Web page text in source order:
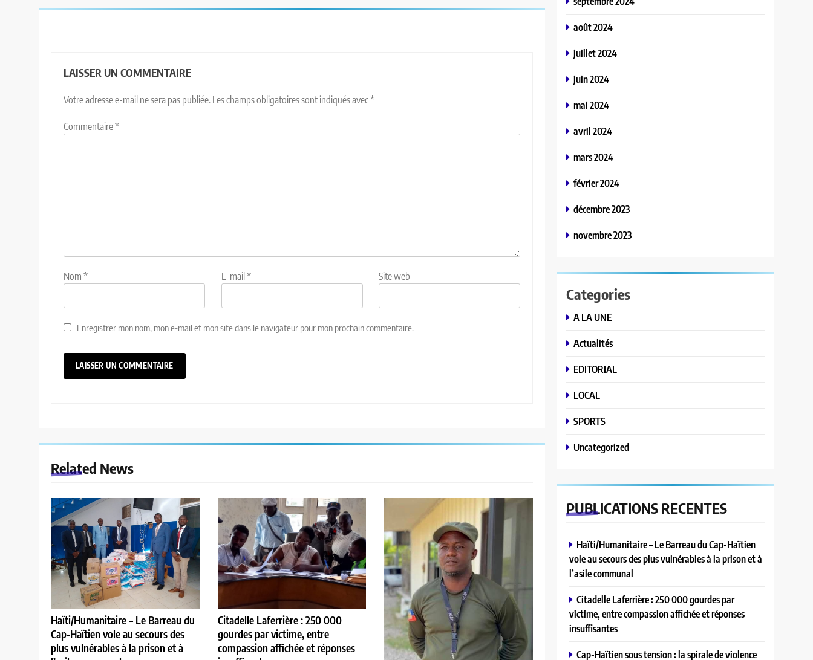
LAISSER UN COMMENTAIRE
Votre adresse e-mail ne sera pas publiée. Les champs obligatoires sont indiqués avec*
Commentaire*
Nom * E-mail* Site web
Enregistrer mon nom, mon e-mail et mon site dans le navigateur pour mon prochain commentaire.
Related News
Haïti/Humanitaire – Le Barreau du
Cap-Haïtien vole au secours des
plus vulnérables à la prison et à
Citadelle Laferrière : 250 000
gourdes par victime, entre
compassion affichée et réponses
août 2024
juillet 2024
juin 2024
mai 2024
avril 2024
mars 2024
février 2024
décembre 2023
novembre 2023
Categories
A LA UNE
Actualités
EDITORIAL
LOCAL
SPORTS
Uncategorized
PUBLICATIONS RECENTES
Haïti/Humanitaire – Le Barreau du Cap-Haïtien
vole au secours des plus vulnérables à la prison et à
l’asile communal
Citadelle Laferrière : 250 000 gourdes par
victime, entre compassion affichée et réponses
insuffisantes
Cap-Haïtien sous tension : la spirale de violence